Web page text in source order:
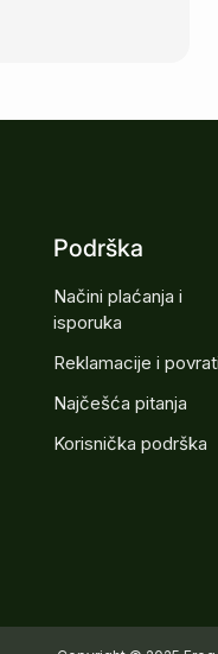
Podrška
Načini plaćanja i
isporuka
Reklamacije i povrati
Najčešća pitanja
Korisnička podrška